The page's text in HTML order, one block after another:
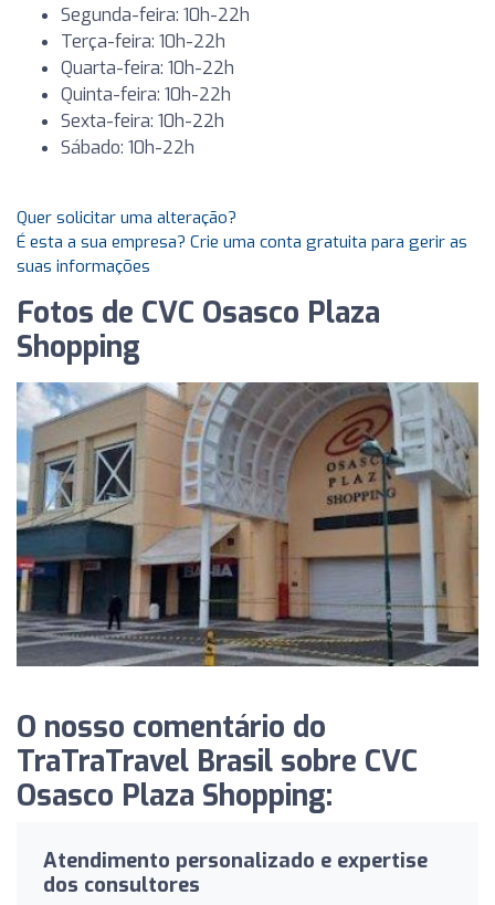
Segunda-feira: 10h-22h
Terça-feira: 10h-22h
Quarta-feira: 10h-22h
Quinta-feira: 10h-22h
Sexta-feira: 10h-22h
Sábado: 10h-22h
Quer solicitar uma alteração?
É esta a sua empresa? Crie uma conta gratuita para gerir as
suas informações
Fotos de CVC Osasco Plaza
Shopping
O nosso comentário do
TraTraTravel Brasil sobre CVC
Osasco Plaza Shopping:
Atendimento personalizado e expertise
dos consultores